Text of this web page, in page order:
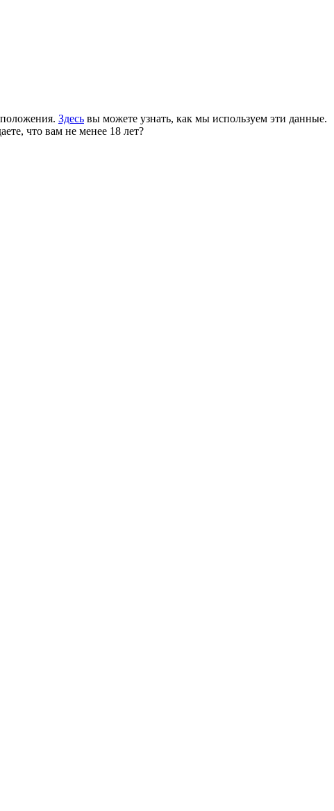
Здесь вы можете узнать, как мы используем эти данные.
что вам не менее 18 лет?